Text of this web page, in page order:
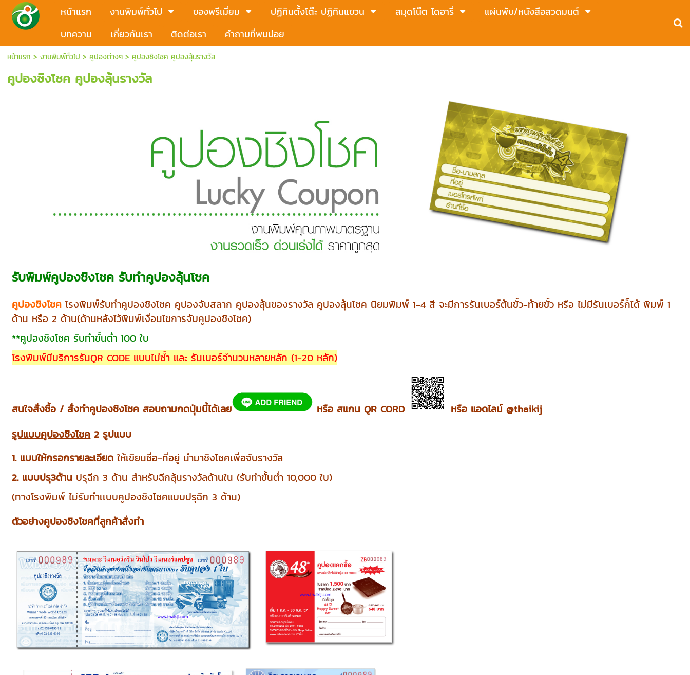
หน้าแรก งานพิมพ์ทั่วไป ของพรีเมี่ยม ปฏิทินตั้งโต๊ะ ปฏิทินแขวน สมุดโน๊ต ไดอารี่
แผ่นพับ/หนังสือสวดมนต์
บทความ
เกี่ยวกับเรา ติดต่อเรา คำถามที่พบบ่อย
หน้าแรก > งานพิมพ์ทั่วไป > คูปองต่างๆ> คูปองชิงโชค คูปองลุ้นรางวัล
คูปองชิงโชค คูปองลุ้นรางวัล
รับพิมพ์คูปองชิงโชค รับทำคูปองลุ้นโชค
คูปองชิงโชค โรงพิมพ์รับทำคูปองชิงโชค คูปองจับสลาก คูปองลุ้นของรางวัล คูปองลุ้นโชค นิยมพิมพ์ 1-4 สี จะมีการรันเบอร์ต้นขั้ว-ท้ายขั้ว หรือ ไม่มีรันเบอร์ก็ได้ พิมพ์ 1
ด้าน หรือ 2 ด้าน(ด้านหลังไว้พิมพ์เงื่อนไขการจับคูปองชิงโชค)
**คูปองชิงโชค รับทำขั้นต่ำ 100 ใบ
โรงพิมพ์มีบริการรันQR CODE แบบไม่ซ้ำ และ รันเบอร์จำนวนหลายหลัก (1-20 หลัก)
สนใจสั่งซื้อ / สั่งทำคูปองชิงโชค สอบถามกดปุ่มนี้ได้เลย หรือ สแกน QR CORD
หรือ แอดไลน์ @thaikij
รูปแบบคูปองชิงโชค 2 รูปแบบ
1. แบบให้กรอกรายละเอียด ให้เขียนชื่อ-ที่อยู่ นำมาชิงโชคเพื่อจับรางวัล
2. แบบปรุ3ด้าน ปรุฉีก 3 ด้าน สำหรับฉีกลุ้นรางวัลด้านใน (รับทำขั้นต่ำ 10,000 ใบ)
(ทางโรงพิมพ์ ไม่รับทำเเบบคูปองชิงโชคแบบปรุฉีก 3 ด้าน)
ตัวอย่างคูปองชิงโชคที่ลูกค้าสั่งทำ